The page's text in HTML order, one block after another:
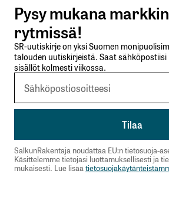
Lähetä kommentti
Pysy mukana
rytmissä!
SR-uutiskirje on yksi Suomen
talouden uutiskirjeistä. Saat
sisällöt kolmesti viikossa.
SalkunRakentaja noudattaa EU:n tietosuoja-
Käsittelemme tietojasi luottamuksellisesti ja
mukaisesti. Lue lisää